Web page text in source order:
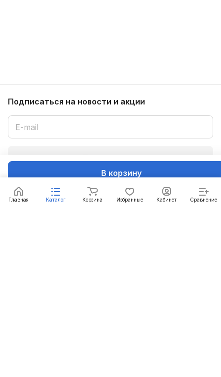
В корзину
Главная Каталог Корзина Избранные Кабинет Сравнение
Подписаться на новости и акции
Подписаться
Интернет-магазин